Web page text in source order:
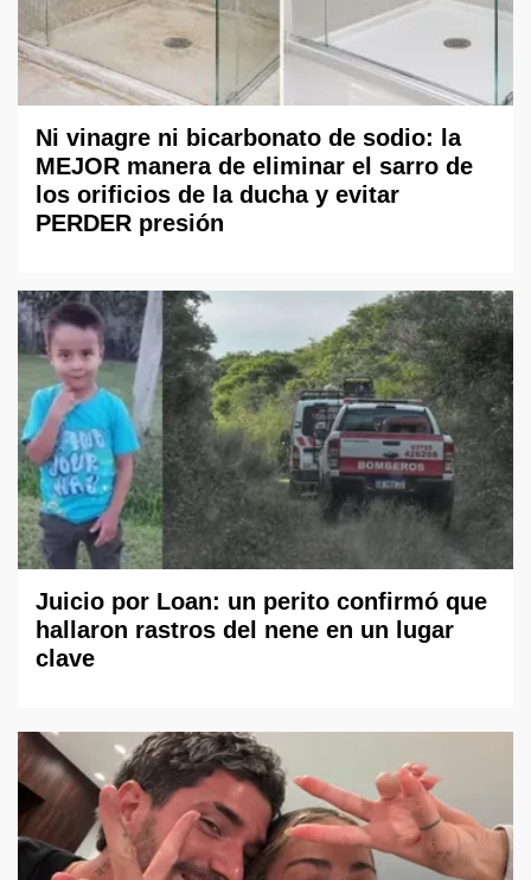
Ni vinagre ni bicarbonato de sodio: la
MEJOR manera de eliminar el sarro de
los orificios de la ducha y evitar
PERDER presión
Juicio por Loan: un perito confirmó que
hallaron rastros del nene en un lugar
clave